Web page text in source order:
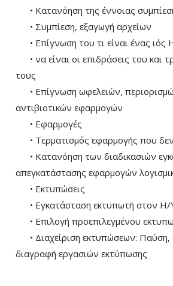
• Κατανόηση της έννοιας
• Συμπίεση, εξαγωγή αρχείων
• Επίγνωση του τι είναι ένας ιός
• να είναι οι επιδράσεις του και
τους
• Επίγνωση ωφελειών,
αντιβιοτικών εφαρμογών
• Εφαρμογές
• Τερματισμός εφαρμογής που δεν
• Κατανόηση των διαδικασιών
απεγκατάστασης εφαρμογών
• Εκτυπώσεις
• Εγκατάσταση εκτυπωτή στον Η/
• Επιλογή προεπιλεγμένου
• Διαχείριση εκτυπώσεων: Παύση,
διαγραφή εργασιών εκτύπωσης